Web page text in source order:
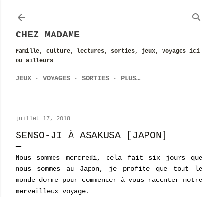
CHEZ MADAME
Famille, culture, lectures, sorties, jeux, voyages ici
ou ailleurs
JEUX VOYAGES SORTIES PLUS…
juillet 17, 2018
SENSO-JI À ASAKUSA [JAPON]
Nous sommes mercredi, cela fait six jours que
nous sommes au Japon, je profite que tout le
monde dorme pour commencer à vous raconter notre
merveilleux voyage.